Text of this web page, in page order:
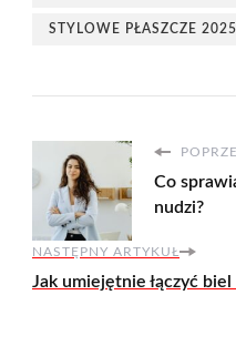
STYLOWE PŁASZCZE 2025
Co
nudzi?
NASTĘPNY ARTYKUŁ
Jak umiejętnie łączyć biel